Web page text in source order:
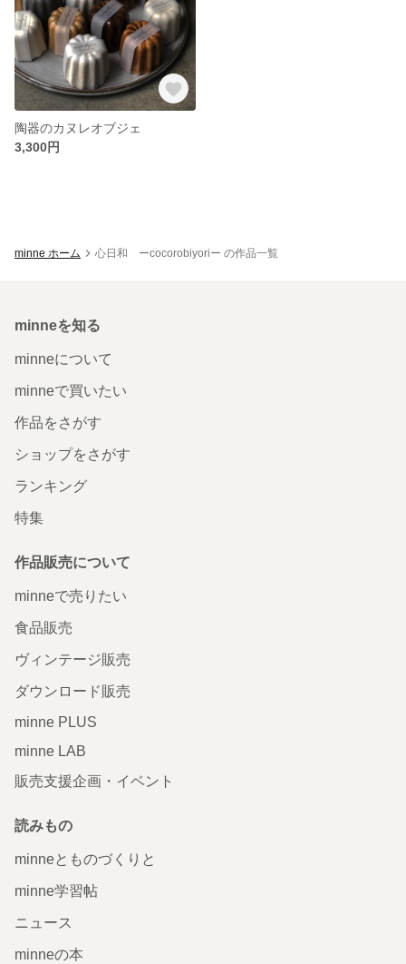
陶器のカヌレオブジェ
3,300円
minne ホーム 心日和 ーcocorobiyoriー の作品一覧
minneを知る
minneについて
minneで買いたい
作品をさがす
ショップをさがす
ランキング
特集
作品販売について
minneで売りたい
食品販売
ヴィンテージ販売
ダウンロード販売
minne PLUS
minne LAB
販売支援企画・イベント
読みもの
minneとものづくりと
minne学習帖
ニュース
minneの本